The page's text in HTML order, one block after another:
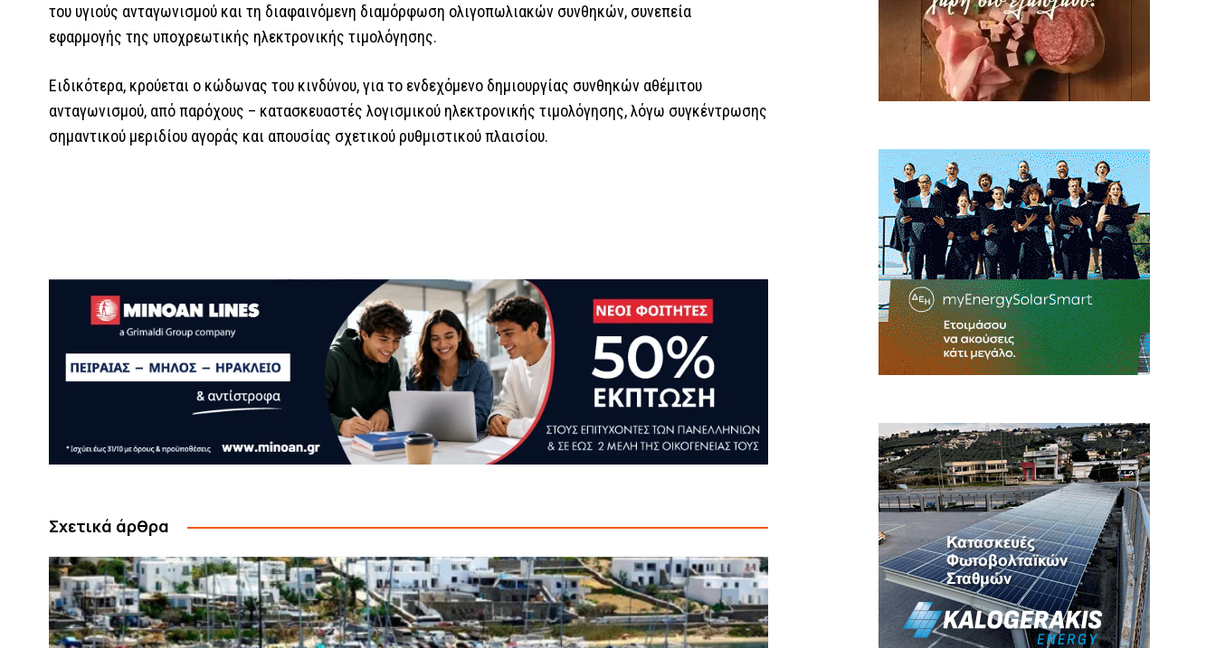
του υγιούς ανταγωνισμού και τη διαφαινόμενη διαμόρφωση ολιγοπωλιακών συνθηκών, συνεπεία
εφαρμογής της υποχρεωτικής ηλεκτρονικής τιμολόγησης.
Ειδικότερα, κρούεται ο κώδωνας του κινδύνου, για το ενδεχόμενο δημιουργίας συνθηκών αθέμιτου
ανταγωνισμού, από παρόχους – κατασκευαστές λογισμικού ηλεκτρονικής τιμολόγησης, λόγω συγκέντρωσης
σημαντικού μεριδίου αγοράς και απουσίας σχετικού ρυθμιστικού πλαισίου.
Σχετικά άρθρα